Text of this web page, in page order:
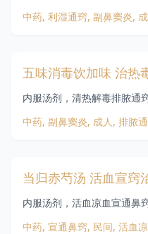
更多 »
中药, 利湿通窍, 副鼻窦炎,
五味消毒饮加味 治热
内服汤剂，清热解毒排脓通
中药, 副鼻窦炎, 成人, 排脓
当归赤芍汤 活血宣窍
内服汤剂，活血凉血宣通鼻
中药, 宣通鼻窍, 民间, 活血